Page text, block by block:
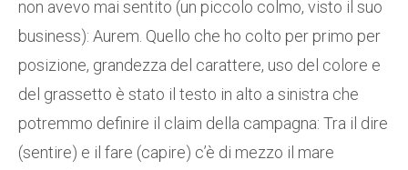
non avevo mai sentito (un piccolo colmo, visto il suo
business): Aurem. Quello che ho colto per primo per
posizione, grandezza del carattere, uso del colore e
del grassetto è stato il testo in alto a sinistra che
potremmo definire il claim della campagna: Tra il dire
(sentire) e il fare (capire) c’è di mezzo il mare